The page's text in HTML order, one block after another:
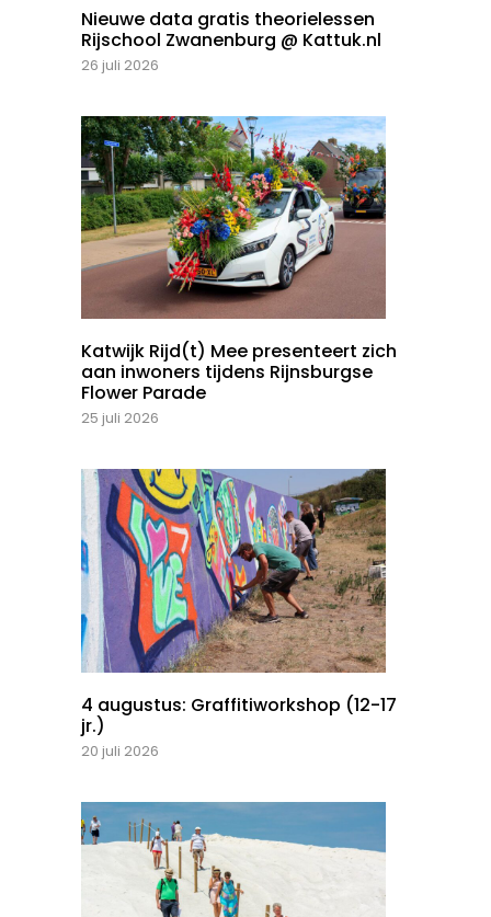
Nieuwe data gratis theorielessen
Rijschool Zwanenburg @ Kattuk.nl
26 juli 2026
Katwijk Rijd(t) Mee presenteert zich
aan inwoners tijdens Rijnsburgse
Flower Parade
25 juli 2026
4 augustus: Graffitiworkshop (12-17
jr.)
20 juli 2026